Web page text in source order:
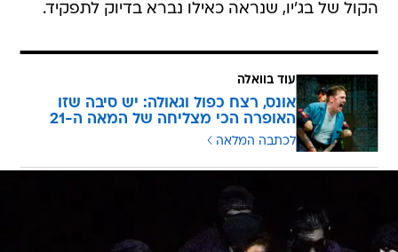
הקול של בג'יו, שנראה כאילו נברא בדיוק לתפקיד.
עוד בוואלה
אונס, רצח כפול וגאולה: יש סיבה שזו
האופרה הכי מצליחה של המאה ה-21
לכתבה המלאה